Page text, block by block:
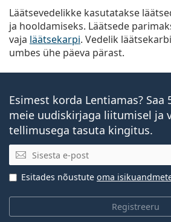
Läätsevedelikke kasutatakse
ja hooldamiseks. Läätsede
vaja läätsekarpi. Vedelik
umbes ühe päeva pärast.
Esimest korda Lentiamas?
meie uudiskirjaga liitumisel ja
tellimusega tasuta kingitus.
E-posti aadress
Registreeru
Esitades nõustute oma